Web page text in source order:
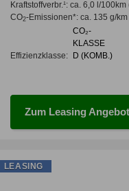
Kraftstoffverbr.¹: ca. 6,0 l/100km
CO2-Emissionen*: ca. 135 g/km
Effizienzklasse:
CO₂-
KLASSE
D (KOMB.)
Zum Leasing Angebot
LEASING